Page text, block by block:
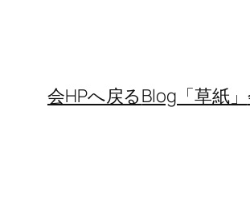
会HPへ戻るBlog「草紙」